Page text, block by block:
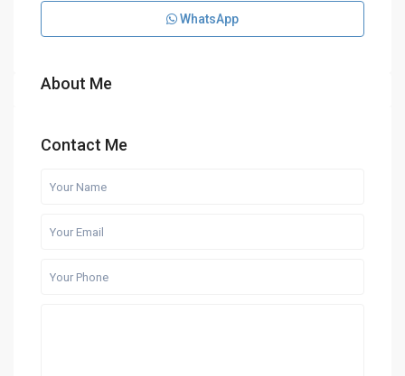
WhatsApp
About Me
Contact Me